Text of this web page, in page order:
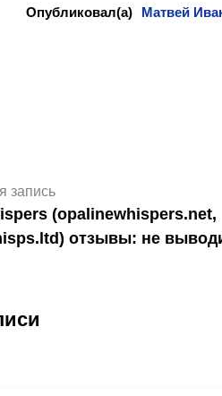
Опубликовал(а) Матвей
запись
(opalinewhispers.net,
отзывы: не